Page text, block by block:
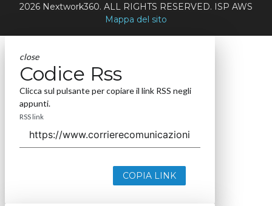
2026 Nextwork360. ALL RIGHTS RESERVED. ISP AWS
Mappa del sito
close
Codice Rss
Clicca sul pulsante per copiare il link RSS negli
appunti.
RSS link
COPIA LINK